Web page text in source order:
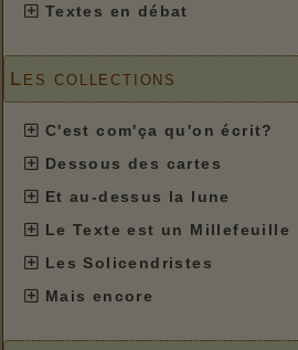
Textes en débat
Les collections
C'est com'ça qu'on écrit?
Dessous des cartes
Et au-dessus la lune
Le Texte est un Millefeuille
Les Solicendristes
Mais encore